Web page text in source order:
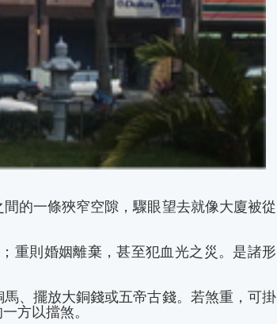
的一條狹窄空隙，驟眼望去就像大廈被從
重則婚姻離棄，甚至犯血光之災。是諸形
、擺放大銅錢或五帝古錢。若煞重，可掛
方以擋煞。